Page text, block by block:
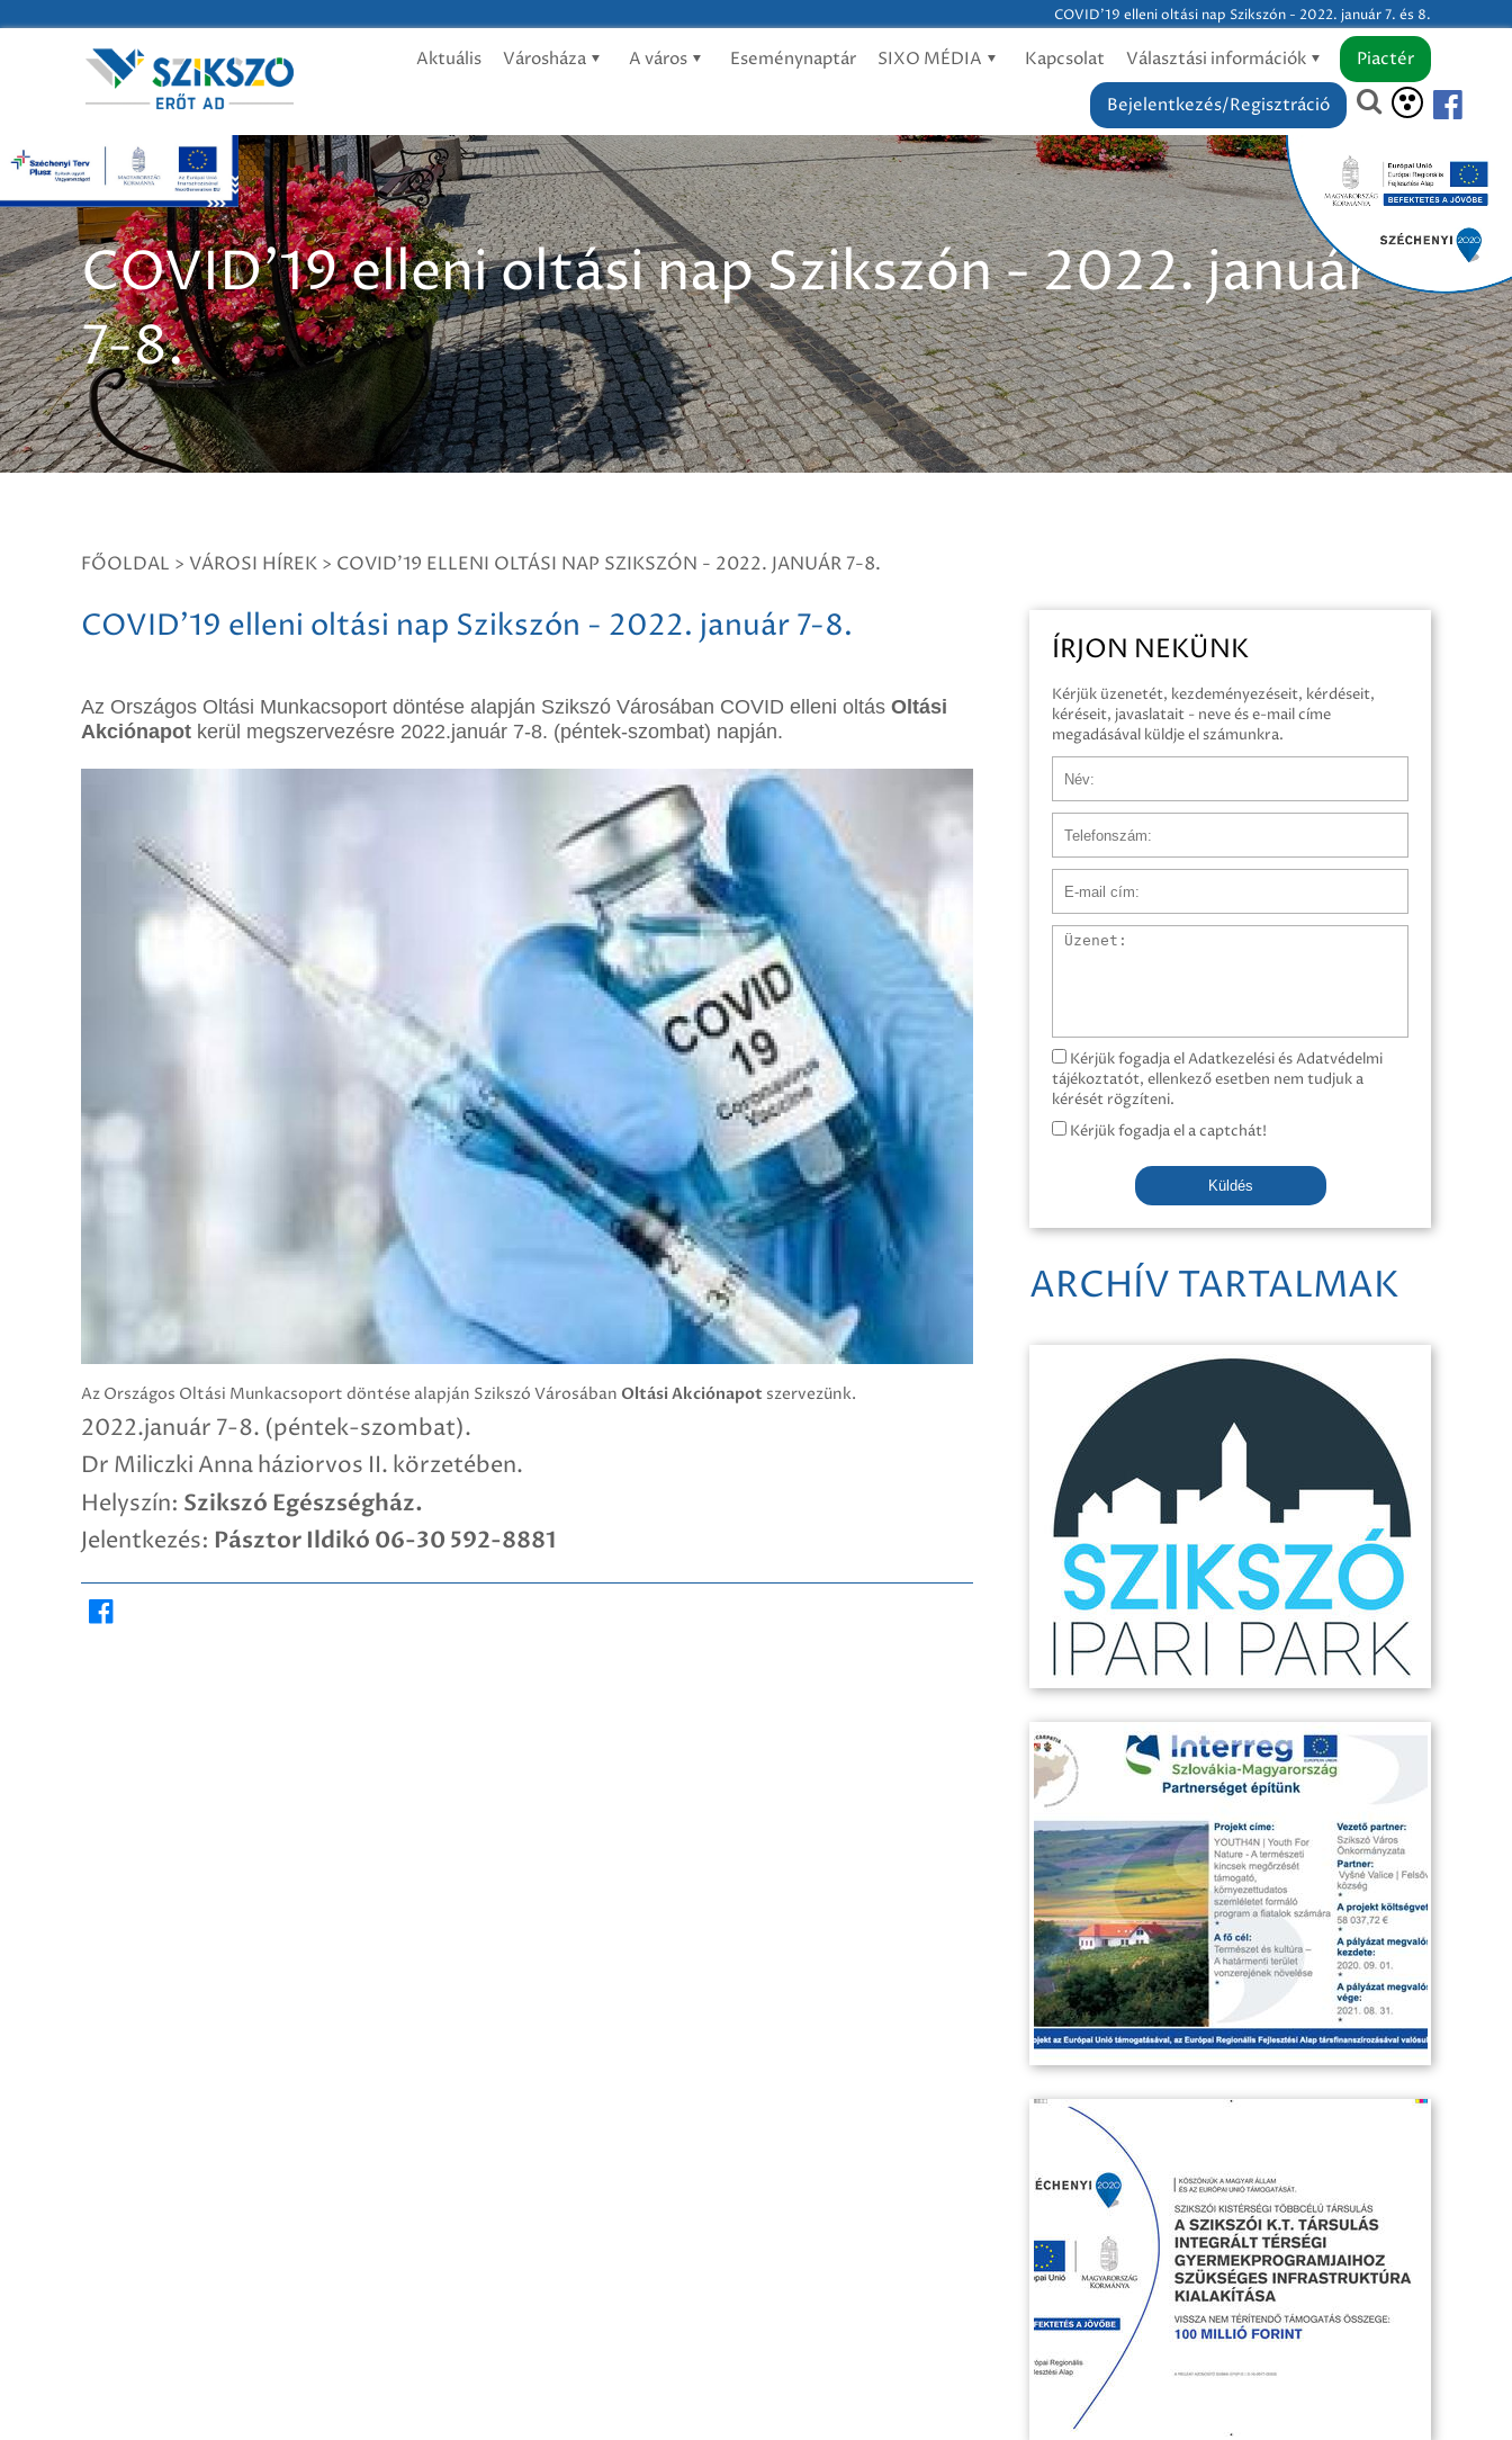
COVID'19 elleni oltási nap Szikszón - 2022. január 7. és 8.
Aktuális Városháza A város Eseménynaptár SIXO MÉDIA Kapcsolat Választási információk
Piactér
Bejelentkezés/Regisztráció
COVID'19 elleni oltási nap Szikszón - 2022. január
7-8.
FŐOLDAL > VÁROSI HÍREK > COVID'19 ELLENI OLTÁSI NAP SZIKSZÓN - 2022. JANUÁR 7-8.
COVID'19 elleni oltási nap Szikszón - 2022. január 7-8.
Az Országos Oltási Munkacsoport döntése alapján Szikszó Városában COVID elleni oltás Oltási
Akciónapot kerül megszervezésre 2022.január 7-8. (péntek-szombat) napján.
Az Országos Oltási Munkacsoport döntése alapján Szikszó Városában Oltási Akciónapot szervezünk.
2022.január 7-8. (péntek-szombat).
Dr Miliczki Anna háziorvos II. körzetében.
Helyszín: Szikszó Egészségház.
Jelentkezés: Pásztor Ildikó 06-30 592-8881
ÍRJON NEKÜNK
Kérjük üzenetét, kezdeményezéseit, kérdéseit,
kéréseit, javaslatait - neve és e-mail címe
megadásával küldje el számunkra.
Üzenet
Kérjük fogadja el Adatkezelési és Adatvédelmi
tájékoztatót, ellenkező esetben nem tudjuk a
kérését rögzíteni.
Kérjük fogadja el a captchát!
Küldés
ARCHÍV TARTALMAK